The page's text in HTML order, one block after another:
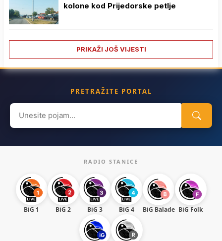
kolone kod Prijedorske petlje
PRIKAŽI JOŠ VIJESTI
PRETRAŽITE PORTAL
Search
for:
RADIO STANICE
BiG 1 BiG 2 BiG 3 BiG 4 BiG Balade BiG Folk